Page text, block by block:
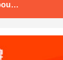
关于我们 About Us